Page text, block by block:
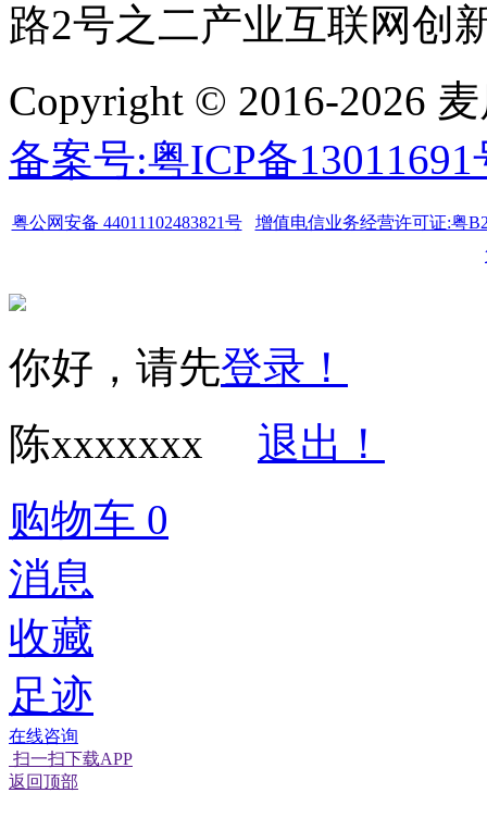
路2号之二产业互联网创
Copyright © 2016-2026
备案号:粤ICP备13011691
粤公网安备 44011102483821号
增值电信业务经营许可证:粤
你好，请先登录！
陈xxxxxxx
退出！
购物车 0
消息
收藏
足迹
在线咨询
扫一扫下载APP
返回顶部